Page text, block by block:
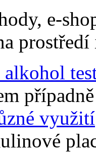
e-
využití